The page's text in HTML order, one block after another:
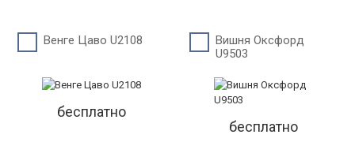
Венге Цаво U2108
бесплатно
Вишня Оксфорд
U9503
бесплатно